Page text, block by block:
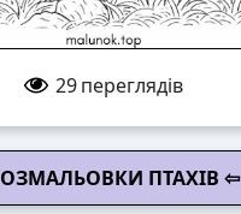
29переглядів
ПТАХІВ ⇦